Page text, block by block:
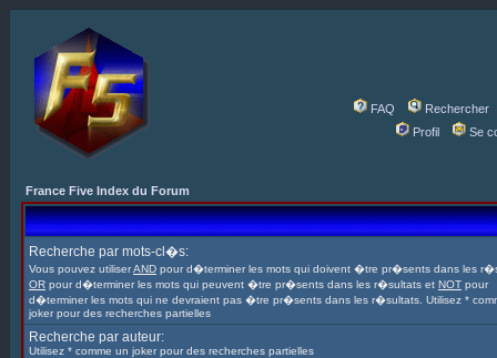
FAQ
Rechercher
Profil
Se
France Five Index du Forum
Recherche par mots-cl�s:
Vous pouvez utiliserAND pour d�terminer les mots qui doivent �tre pr�sents dans les
OR pour d�terminer les mots qui peuvent �tre pr�sents dans les r�sultats et NOT pour
d�terminer les mots qui ne devraient pas �tre pr�sents dans les r�sultats. Utilisez *
joker pour des recherches partielles
Recherche par auteur:
Utilisez * comme un joker pour des recherches partielles